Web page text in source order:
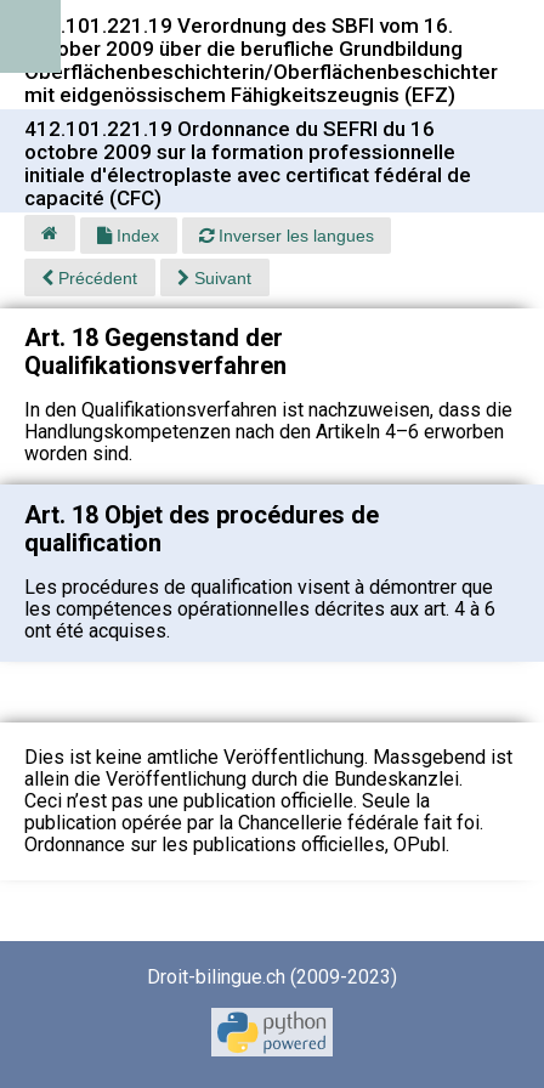
412.101.221.19 Verordnung des SBFI vom 16.
Oktober 2009 über die berufliche Grundbildung
Oberflächenbeschichterin/Oberflächenbeschichter
mit eidgenössischem Fähigkeitszeugnis (EFZ)
412.101.221.19 Ordonnance du SEFRI du 16
octobre 2009 sur la formation professionnelle
initiale d'électroplaste avec certificat fédéral de
capacité (CFC)
Index Inverser les langues
Précédent Suivant
Art. 18 Gegenstand der
Qualifikationsverfahren
In den Qualifikationsverfahren ist nachzuweisen, dass die
Handlungskompetenzen nach den Artikeln 4–6 erworben
worden sind.
Art. 18 Objet des procédures de
qualification
Les procédures de qualification visent à démontrer que
les compétences opérationnelles décrites aux art. 4 à 6
ont été acquises.
Dies ist keine amtliche Veröffentlichung. Massgebend ist
allein die Veröffentlichung durch die Bundeskanzlei.
Ceci n’est pas une publication officielle. Seule la
publication opérée par la Chancellerie fédérale fait foi.
Ordonnance sur les publications officielles, OPubl.
Droit-bilingue.ch (2009-2023)